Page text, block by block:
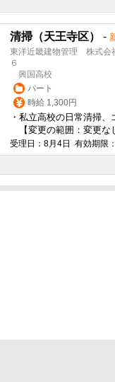
清掃（天王寺区） -
東洋近畿建物管理 株式会
６
興国高校
パート
時給 1,300円
・私立高校の日常清掃、
【変更の範囲：変更な
受理日：8月4日 有効期限